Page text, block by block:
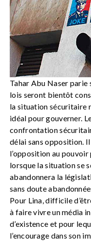
Tahar Abu Naser parie
lois seront bientôt
la situation sécuritaire
idéal pour gouverner.
confrontation
délai sans opposition.
l’opposition au
lorsque la situation se
abandonnera la
sans doute
Pour Lina, difficile
à faire vivre un média
d’existence et pour
l’encourage dans son